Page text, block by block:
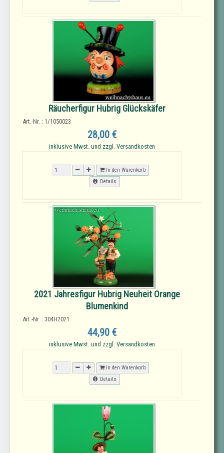
Räucherfigur Hubrig Glückskäfer
Art.-Nr. : 1/1050023
28,00 €
inklusive Mwst. und zzgl. Versandkosten
In den Warenkorb
Details
2021 Jahresfigur Hubrig Neuheit Orange
Blumenkind
Art.-Nr. : 304H2021
44,90 €
inklusive Mwst. und zzgl. Versandkosten
In den Warenkorb
Details